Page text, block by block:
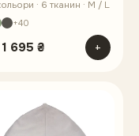
· 6 тканин · M / L
+40
1 695 ₴ +